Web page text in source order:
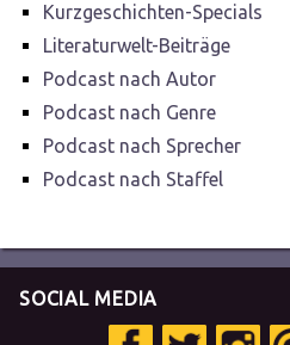
Kurzgeschichten-Specials
Literaturwelt-Beiträge
Podcast nach Autor
Podcast nach Genre
Podcast nach Sprecher
Podcast nach Staffel
SOCIAL MEDIA